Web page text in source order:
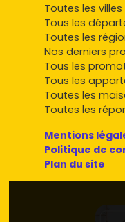
Toutes les villes
Tous les
Toutes les
Nos derniers
Tous les
Tous les
Toutes les
Toutes les
Mentions
Politique de
Plan du site